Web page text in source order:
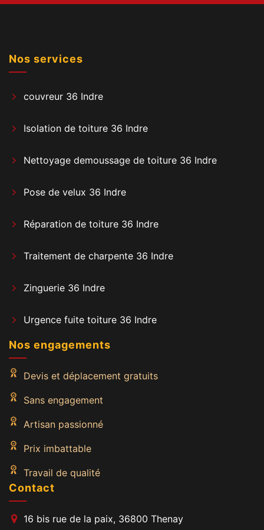
Nos services
couvreur 36 Indre
Isolation de toiture 36 Indre
Nettoyage demoussage de toiture 36 Indre
Pose de velux 36 Indre
Réparation de toiture 36 Indre
Traitement de charpente 36 Indre
Zinguerie 36 Indre
Urgence fuite toiture 36 Indre
Nos engagements
Devis et déplacement gratuits
Sans engagement
Artisan passionné
Prix imbattable
Travail de qualité
Contact
16 bis rue de la paix, 36800 Thenay